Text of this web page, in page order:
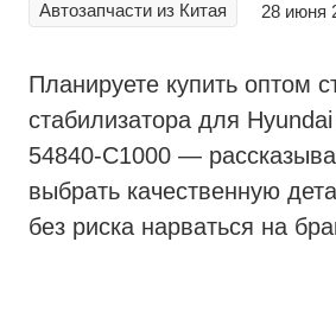
Автозапчасти из Китая 28 июня
Планируете купить оптом
стабилизатора для
54840-С1000 —
выбрать качественную
без риска нарваться на